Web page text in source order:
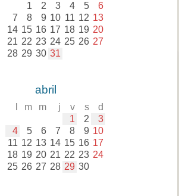
1 2 3 4 5 6
7 8 9 10 11 12 13
14 15 16 17 18 19 20
21 22 23 24 25 26 27
28 29 30 31
abril
m m j v s d
1 2 3
4 5 6 7 8 9 10
11 12 13 14 15 16 17
18 19 20 21 22 23 24
25 26 27 28 29 30